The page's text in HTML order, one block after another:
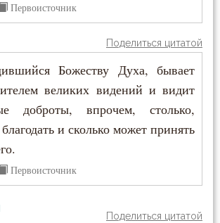
(Наголкин)
Первоисточник
Поделиться цитатой
Божеству Духа, бывает
великих видений и видит
доброты, впрочем, столько,
и сколько может принять
Первоисточник
Поделиться цитатой